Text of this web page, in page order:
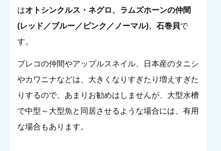
はオトシンクルス・ネグロ、ラムズホーンの仲間
(レッド／ブルー／ピンク／ノーマル)、石巻貝で
す。
プレコの仲間やアップルスネイル、日本産のタニシ
やカワニナなどは、大きくなりすぎたり増えすぎた
りするので、あまりお勧めはしませんが、大型水槽
で中型～大型魚と同居させるような場合には、有用
な場合もあります。